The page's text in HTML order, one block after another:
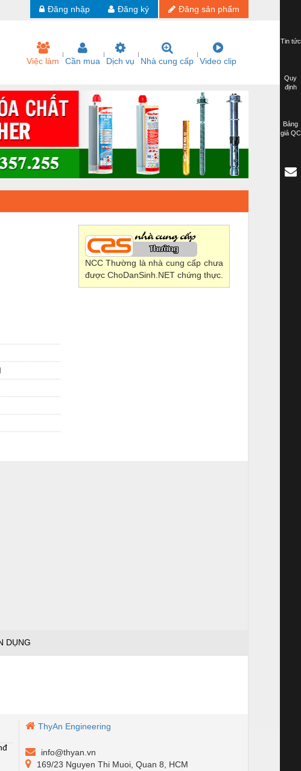
Đăng sản phẩm
Đăng ký
Đăng nhập
Việc làm Cần mua Dịch vụ Nhà cung cấp Video clip
NCC Thường là nhà cung cấp chưa
được ChoDanSinh.NET chứng thực.
DỤNG
ThyAn Engineering
info@thyan.vn
169/23 Nguyen Thi Muoi, Quan 8, HCM
Tin tức
Quy
định
Bảng
giá QC